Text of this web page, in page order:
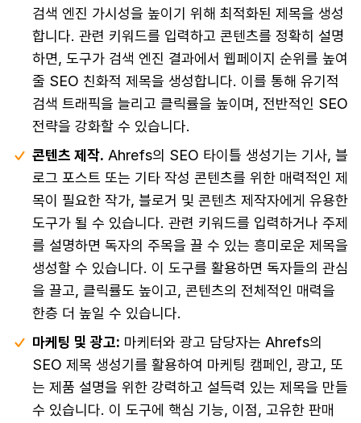
검색 엔진 가시성을 높이기 위해 최적화된 제목을 생성
합니다. 관련 키워드를 입력하고 콘텐츠를 정확히 설명
하면, 도구가 검색 엔진 결과에서 웹페이지 순위를 높여
줄 SEO 친화적 제목을 생성합니다. 이를 통해 유기적
검색 트래픽을 늘리고 클릭률을 높이며, 전반적인 SEO
전략을 강화할 수 있습니다.
콘텐츠 제작. Ahrefs의 SEO 타이틀 생성기는 기사, 블
로그 포스트 또는 기타 작성 콘텐츠를 위한 매력적인 제
목이 필요한 작가, 블로거 및 콘텐츠 제작자에게 유용한
도구가 될 수 있습니다. 관련 키워드를 입력하거나 주제
를 설명하면 독자의 주목을 끌 수 있는 흥미로운 제목을
생성할 수 있습니다. 이 도구를 활용하면 독자들의 관심
을 끌고, 클릭률도 높이고, 콘텐츠의 전체적인 매력을
한층 더 높일 수 있습니다.
마케팅 및 광고: 마케터와 광고 담당자는 Ahrefs의
SEO 제목 생성기를 활용하여 마케팅 캠페인, 광고, 또
는 제품 설명을 위한 강력하고 설득력 있는 제목을 만들
수 있습니다. 이 도구에 핵심 기능, 이점, 고유한 판매